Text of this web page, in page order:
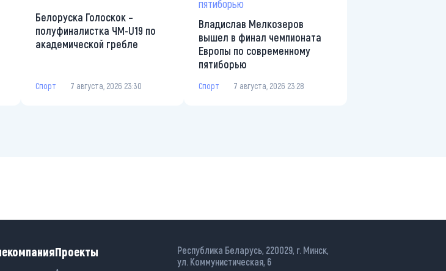
Белоруска Голоскок –
полуфиналистка ЧМ-U19 по
академической гребле
Спорт 7 августа, 2026 23:30
Владислав Мелкозеров
вышел в финал чемпионата
Европы по современному
пятиборью
Спорт 7 августа, 2026 23:28
ТелекомпанияПроекты
Республика Беларусь, 220029, г. Минск,
ул. Коммунистическая, 6